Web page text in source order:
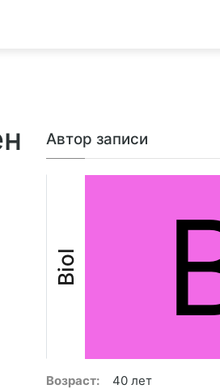
Автор записи
Biol
Возраст:
40 лет